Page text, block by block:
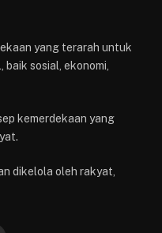
yang terarah untuk
sosial, ekonomi,
kemerdekaan yang
dikelola oleh rakyat,